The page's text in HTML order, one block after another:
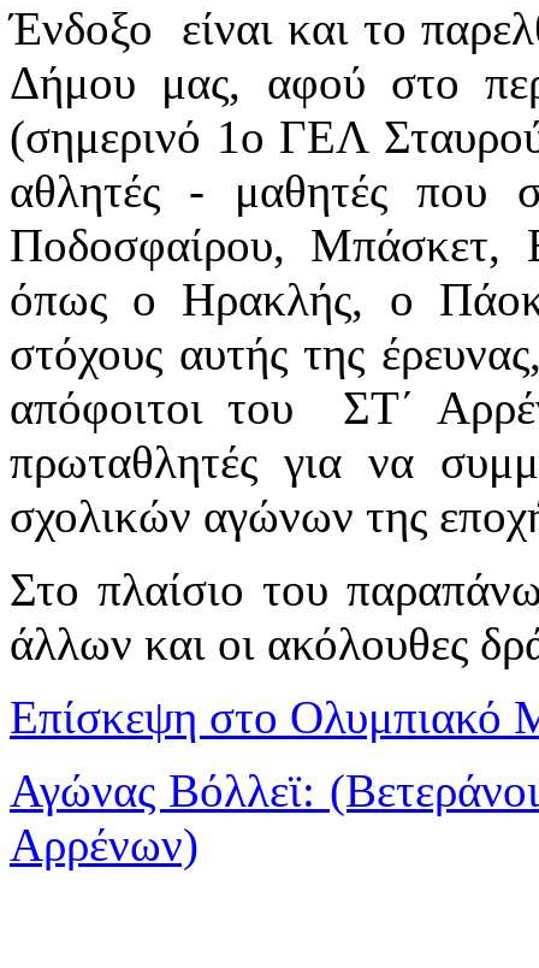
Ένδοξο είναι και το
Δήμου μας, αφού στο
(σημερινό 1ο ΓΕΛ
αθλητές - μαθητές που
Ποδοσφαίρου, Μπάσκετ,
όπως ο Ηρακλής, ο
στόχους αυτής της
απόφοιτοι του ΣΤ΄
πρωταθλητές για να
σχολικών αγώνων της
Στο πλαίσιο του
άλλων και οι ακόλουθες
Επίσκεψη στο Ολυμπιακό
Αγώνας Βόλλεϊ:
Αρρένων)